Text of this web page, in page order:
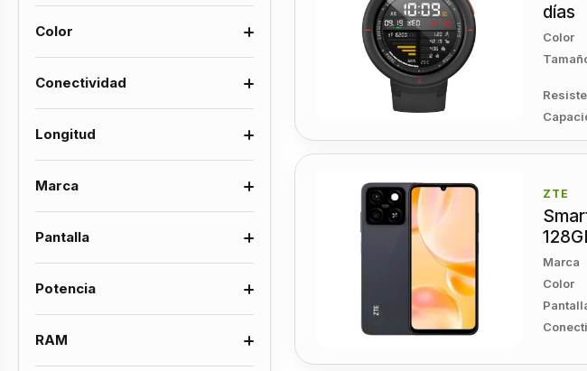
Color
Conectividad
Longitud
Marca
Pantalla
Potencia
RAM
días
Color
ZTE
Marca
Color